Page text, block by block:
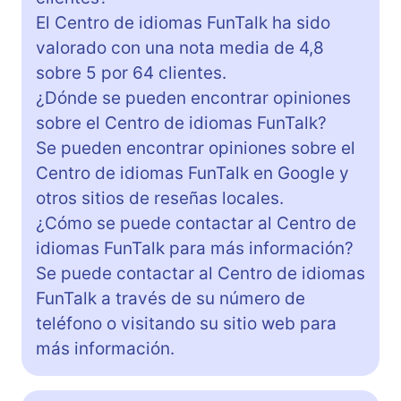
El Centro de idiomas FunTalk ha sido
valorado con una nota media de 4,8
sobre 5 por 64 clientes.
¿Dónde se pueden encontrar opiniones
sobre el Centro de idiomas FunTalk?
Se pueden encontrar opiniones sobre el
Centro de idiomas FunTalk en Google y
otros sitios de reseñas locales.
¿Cómo se puede contactar al Centro de
idiomas FunTalk para más información?
Se puede contactar al Centro de idiomas
FunTalk a través de su número de
teléfono o visitando su sitio web para
más información.